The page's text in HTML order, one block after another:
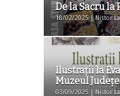
De la Sacru la
18/02/2025 | Nistor
Ilustraţii la
Muzeul
03/09/2025 | Nistor